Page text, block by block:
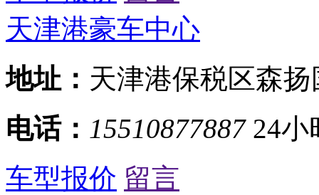
天津港豪车中心
地址： 天津港保税区森
电话： 15510877887 24小
车型报价 留言